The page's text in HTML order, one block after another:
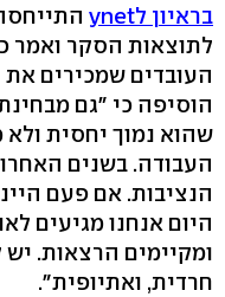
בראיון לynet
לתוצאות הסקר ואמר
העובדים שמכירים את
הוסיפה כי "גם
שהוא נמוך יחסית
העבודה. בשנים
הנציבות. אם פעם
היום אנחנו מגיעים
ומקיימים הרצאות. יש
חרדית, ואתיופית".